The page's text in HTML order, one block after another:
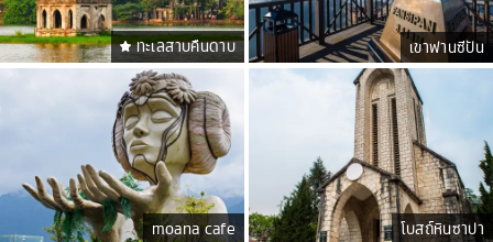
ทะเลสาบคืนดาบ เขาฟานซีปัน
moana cafe โบสถ์หินซาปา